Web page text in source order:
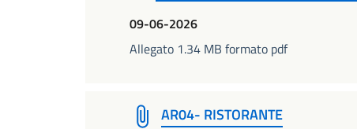
09-06-2026
Allegato 1.34 MB formato pdf
AR04- RISTORANTE